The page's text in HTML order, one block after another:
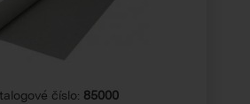
číslo: 85000